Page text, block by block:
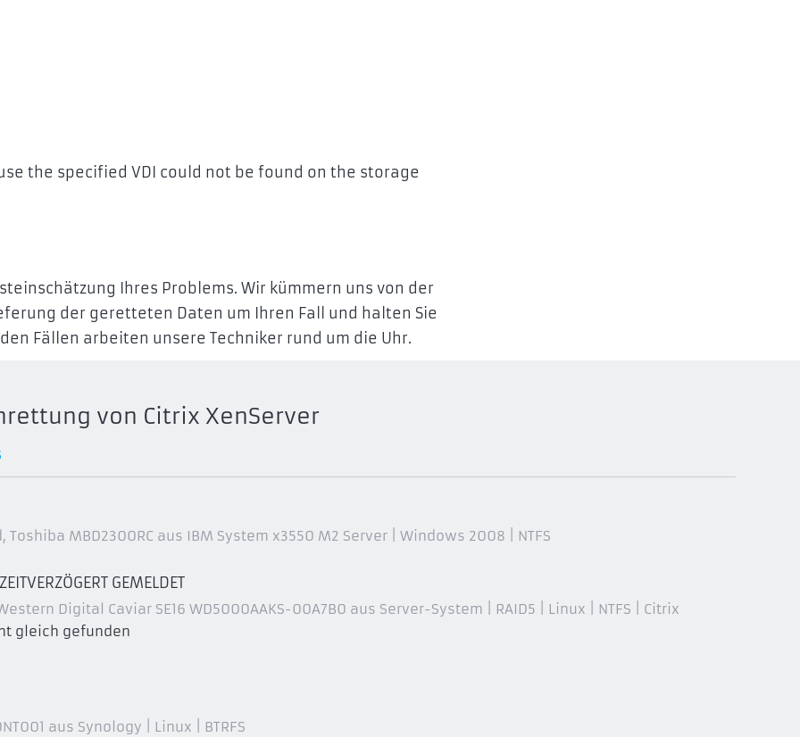
the specified VDI could not be found on the storage
Ihres Problems. Wir kümmern uns von der
der geretteten Daten um Ihren Fall und halten Sie
Fällen arbeiten unsere Techniker rund um die Uhr.
von Citrix XenServer
, Toshiba MBD2300RC aus IBM System x3550 M2 Server | Windows 2008 | NTFS
GEMELDET
Digital Caviar SE16 WD5000AAKS-00A7B0 aus Server-System | RAID5 | Linux | NTFS | Citrix
gleich gefunden
aus Synology | Linux | BTRFS